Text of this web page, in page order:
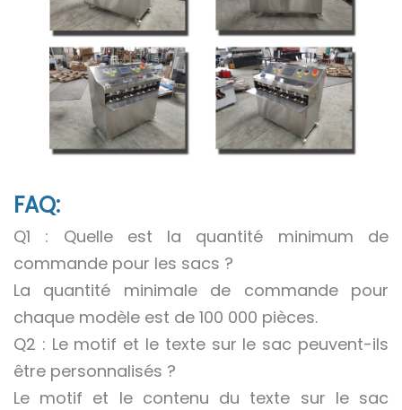
FAQ:
Q1 : Quelle est la quantité minimum de
commande pour les sacs ?
La quantité minimale de commande pour
chaque modèle est de 100 000 pièces.
Q2 : Le motif et le texte sur le sac peuvent-ils
être personnalisés ?
Le motif et le contenu du texte sur le sac